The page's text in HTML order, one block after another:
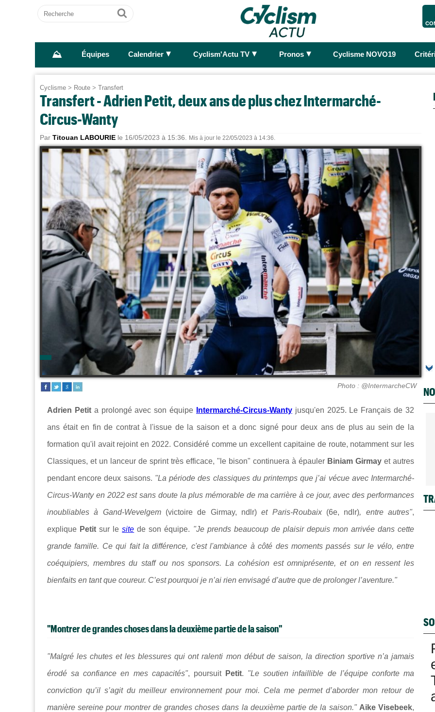
Recherche
Ok
⛰ Équipes Calendrier ► Cyclism'Actu TV ► Pronos ► Cyclisme NOVO19
Cyclisme > Route > Transfert
Transfert - Adrien Petit, deux ans de plus chez Intermarché-
Circus-Wanty
Par Titouan LABOURIE le 16/05/2023 à 15:36. Mis à jour le 22/05/2023 à 14:36.
Photo : @IntermarcheCW
Adrien Petita prolongé avec son équipe Intermarché-Circus-Wantyjusqu'en 2025. Le Français de 32
ans était en fin de contrat à l'issue de la saison et a donc signé pour deux ans de plus au sein de la
formation qu'il avait rejoint en 2022. Considéré comme un excellent capitaine de route, notamment sur les
Classiques, et un lanceur de sprint très efficace, "le bison" continuera à épauler Biniam Girmay et autres
pendant encore deux saisons. "La période des classiques du printemps que j’ai vécue avec Intermarché-
Circus-Wanty en 2022 est sans doute la plus mémorable de ma carrière à ce jour, avec des performances
inoubliables à Gand-Wevelgem (victoire de Girmay, ndlr) et Paris-Roubaix (6e, ndlr), entre autres",
explique Petitsur lesite de son équipe. "Je prends beaucoup de plaisir depuis mon arrivée dans cette
grande famille. Ce qui fait la différence, c'est l'ambiance à côté des moments passés sur le vélo, entre
coéquipiers, membres du staff ou nos sponsors. La cohésion est omniprésente, et on en ressent les
bienfaits en tant que coureur. C’est pourquoi je n’ai rien envisagé d’autre que de prolonger l’aventure."
"Montrer de grandes choses dans la deuxième partie de la saison"
"Malgré les chutes et les blessures qui ont ralenti mon début de saison, la direction sportive n’a jamais
érodé sa confiance en mes capacités", poursuit Petit. "Le soutien infaillible de l’équipe conforte ma
conviction qu’il s’agit du meilleur environnement pour moi. Cela me permet d’aborder mon retour de
manière sereine pour montrer de grandes choses dans la deuxième partie de la saison." Aike Visebeek,